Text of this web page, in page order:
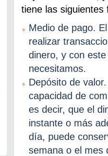
tiene las siguientes
Medio de pago.
realizar
dinero, y con
necesitamos.
Depósito de
capacidad de
es decir, que el
instante o más
día, puede
semana o el mes